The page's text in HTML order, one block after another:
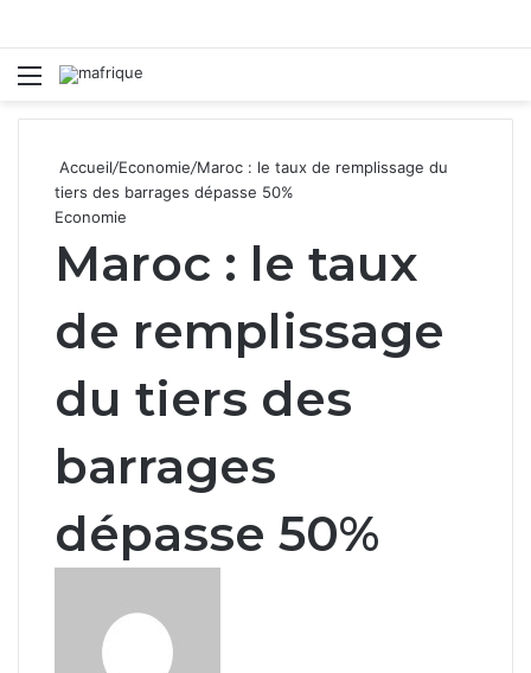
Menu
Accueil/Economie/Maroc : le taux de remplissage du
tiers des barrages dépasse 50%
Economie
Maroc : le taux
de remplissage
du tiers des
barrages
dépasse 50%